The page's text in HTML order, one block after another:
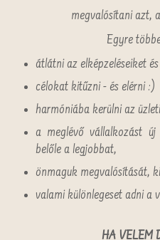
megvalósítani azt,
Egyre
átlátni az elképzeléseiket
célokat kitűzni - és elérni :)
harmóniába kerülni az
a meglévő vállalkozást új
belőle a legjobbat,
önmaguk megvalósítását,
valami különlegeset adni a
HA VELEM